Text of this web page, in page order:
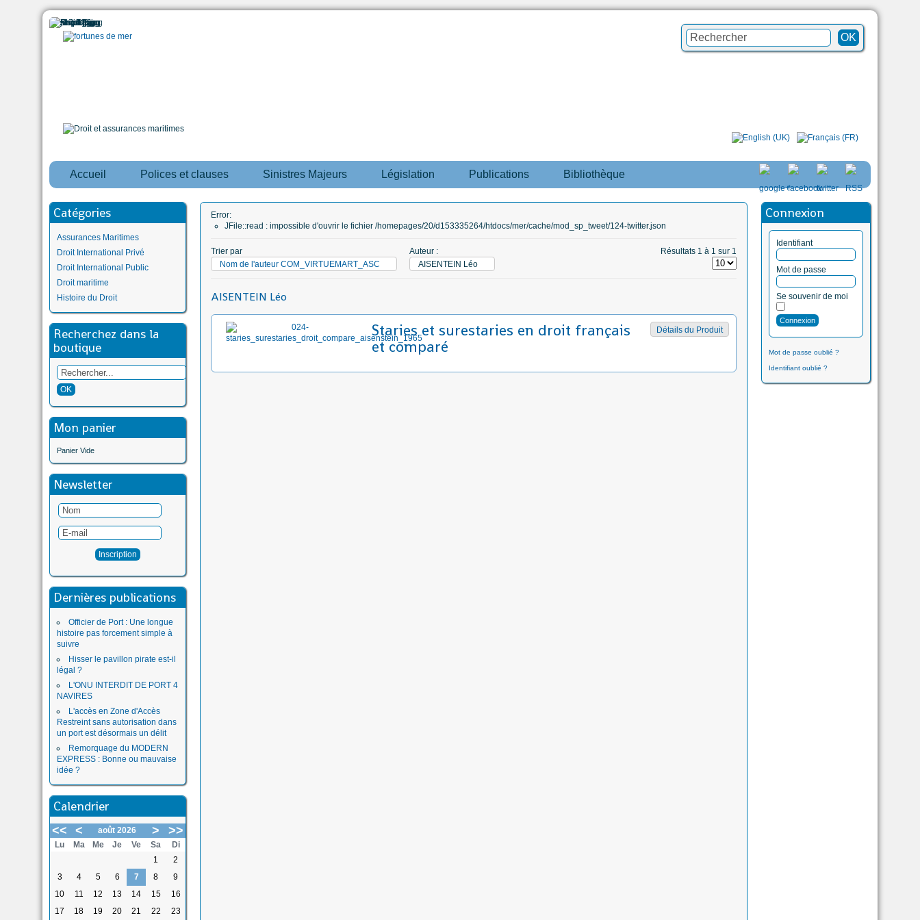
Accueil Polices et clauses Sinistres Majeurs Législation Publications Bibliothèque
Catégories
Assurances Maritimes
Droit International Privé
Droit International Public
Droit maritime
Histoire du Droit
Recherchez dans la
boutique
Mon panier
Panier Vide
Newsletter
Dernières publications
Officier de Port : Une longue
histoire pas forcement simple à
suivre
Hisser le pavillon pirate est-il
légal ?
L'ONU INTERDIT DE PORT 4
NAVIRES
L'accès en Zone d'Accès
Restreint sans autorisation dans
un port est désormais un délit
Remorquage du MODERN
EXPRESS : Bonne ou mauvaise
idée ?
Calendrier
<< < août 2026 > >>
Lu Ma Me Je Ve Sa
Di
1
2
3
4 5 6 7 8
9
10
11 12 13 14 15
16
17
18 19 20 21 22 23
Connexion
Identifiant
Mot de passe
Se souvenir de moi
Mot de passe oublié ?
Identifiant oublié ?
Error:
JFile::read : impossible d'ouvrir le fichier /homepages/20/d153335264/htdocs/mer/cache/mod_sp_tweet/124-twitter.json
Trier par
Nom de l'auteur COM_VIRTUEMART_ASC
Auteur :
AISENTEIN Léo
Résultats 1 à 1 sur 1
AISENTEIN Léo
Détails du Produit
Staries et surestaries en droit français
et comparé